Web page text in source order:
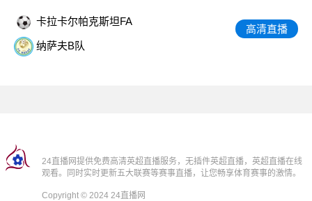
卡拉卡尔帕克斯坦FA
纳萨夫B队
高清直播
24直播网提供免费高清英超直播服务，无插件英超直播，英超直播在线
观看。同时实时更新五大联赛等赛事直播，让您畅享体育赛事的激情。
Copyright © 2024 24直播网